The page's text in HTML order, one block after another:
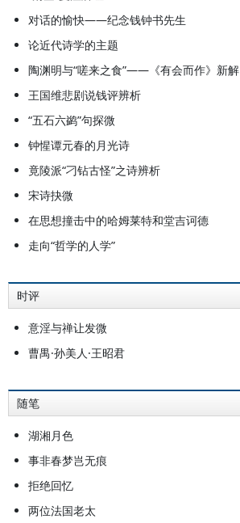
对话的愉快——纪念钱钟书先生
论近代诗学的主题
陶渊明与“嗟来之食”——《有会而作》新解
王国维悲剧说钱评辨析
“五石六鹢”句探微
钟惺谭元春的月光诗
竟陵派“刁钻古怪”之诗辨析
宋诗抉微
在思想撞击中的哈姆莱特和堂吉诃德
走向“哲学的人学”
时评
意淫与禅让发微
曹禺·孙美人·王昭君
随笔
湖湘月色
事非春梦岂无痕
拒绝回忆
两位法国老太